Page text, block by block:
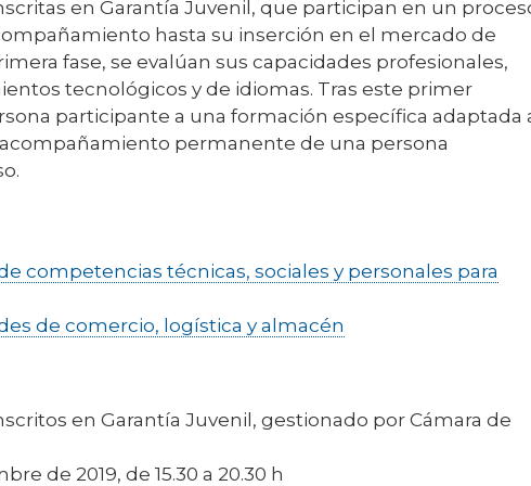
en Garantía Juvenil, que participan en un
hasta su inserción en el mercado de
fase, se evalúan sus capacidades profesionales,
tecnológicos y de idiomas. Tras este primer
participante a una formación específica adaptada
permanente de una persona
competencias técnicas, sociales y personales para
de comercio, logística y almacén
en Garantía Juvenil, gestionado por Cámara de
de 2019, de 15.30 a 20.30 h